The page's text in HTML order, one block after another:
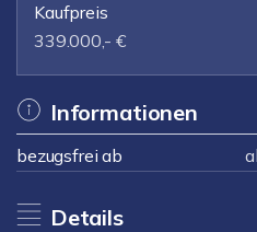
Kaufpreis
339.000,- €
Informationen
bezugsfrei ab
Details